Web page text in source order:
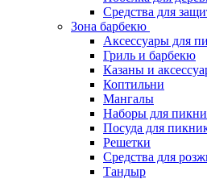
Средства для
Зона барбекю
Аксессуары для
Гриль и барбекю
Казаны и
Коптильни
Мангалы
Наборы для
Посуда для
Решетки
Средства для
Тандыр